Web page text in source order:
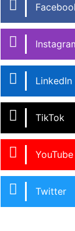
LinkedIn
TikTok
YouTube
Twitter